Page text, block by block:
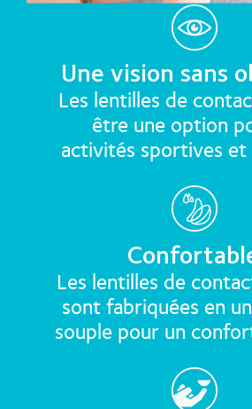
Une vision sans
Les lentilles de
être une option
activités sportives et
Les lentilles de
sont fabriquées en
souple pour un